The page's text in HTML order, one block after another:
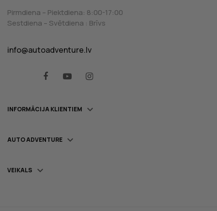
Pirmdiena – Piektdiena: 8:00-17:00
Sestdiena – Svētdiena : Brīvs
info@autoadventure.lv
INFORMĀCIJA KLIENTIEM 
AUTO ADVENTURE 
VEIKALS 
FacebookYouTube